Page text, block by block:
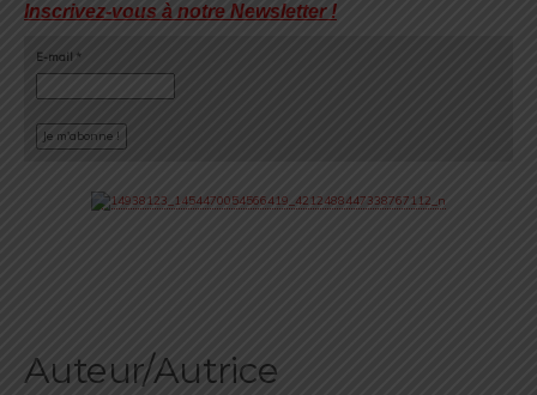
Inscrivez-vous à notre Newsletter !
E-mail *
Auteur/Autrice